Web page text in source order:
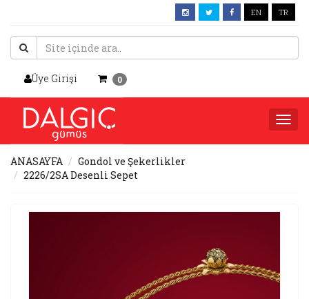
TR
EN
Üye Girişi 0
ANASAYFA
Gondol ve Şekerlikler
2226/2SA Desenli Sepet